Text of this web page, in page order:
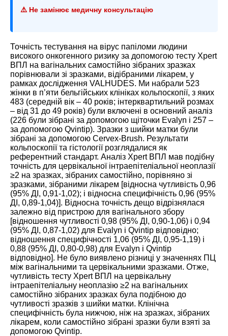
⚠️ Не замінює медичну консультацію
Точність тестування на вірус папіломи людини
високого онкогенного ризику за допомогою тесту Xpert
ВПЛ на вагінальних самостійно зібраних зразках
порівнювали зі зразками, відібраними лікарем, у
рамках дослідження VALHUDES. Ми набрали 523
жінки в п’яти бельгійських клініках кольпоскопії, з яких
483 (середній вік – 40 років; інтерквартильний розмах
– від 31 до 49 років) були включені в основний аналіз
(226 були зібрані за допомогою щіточки Evalyn і 257 –
за допомогою Qvintip). Зразки з шийки матки були
зібрані за допомогою Cervex-Brush. Результати
кольпоскопії та гістології розглядалися як
референтний стандарт. Аналіз Xpert ВПЛ мав подібну
точність для цервікальної інтраепітеліальної неоплазії
≥2 на зразках, зібраних самостійно, порівняно зі
зразками, зібраними лікарем [відносна чутливість 0,96
(95% ДІ, 0,91-1,02); і відносна специфічність 0,96 (95%
ДІ, 0,89-1,04)]. Відносна точність дещо відрізнялася
залежно від пристрою для вагінального збору
[відношення чутливості 0,98 (95% ДІ, 0,90-1,06) і 0,94
(95% ДІ, 0,87-1,02) для Evalyn і Qvintip відповідно;
відношення специфічності 1,06 (95% ДІ, 0,95-1,19) і
0,88 (95% ДІ, 0,80-0,98) для Evalyn і Qvintip
відповідно]. Не було виявлено різниці у значеннях ПЦ
між вагінальними та цервікальними зразками. Отже,
чутливість тесту Xpert ВПЛ на цервікальну
інтраепітеліальну неоплазію ≥2 на вагінальних
самостійно зібраних зразках була подібною до
чутливості зразків з шийки матки. Клінічна
специфічність була нижчою, ніж на зразках, зібраних
лікарем, коли самостійно зібрані зразки були взяті за
допомогою Qvintip.